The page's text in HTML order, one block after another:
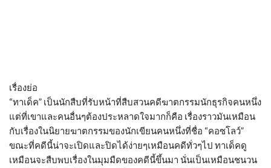
เรื่องย่อ
“ทาเด็ค” เป็นนักสืบที่รับหน้าที่สืบสวนคดีฆาตกรรมนักธุรกิจคนหนึ่ง
แต่ที่เขาและคนอื่นๆต้องประหลาดใจมากก็คือ เรื่องราวมันเหมือน
กับเรื่องในนิยายฆาตกรรมของนักเขียนคนหนึ่งที่ชื่อ “คอซโลว์”
ขณะที่คดีนี้น่าจะเปิดและปิดได้ง่ายๆเหมือนคดีทั่วๆไป ทาเด็คดู
เหมือนจะสืบพบเรื่องในมุมมืดของคดีนี้ขึ้นมา นั่นเป็นเหมือนชนวน